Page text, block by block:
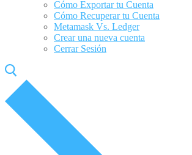
Cómo Exportar tu Cuenta
Cómo Recuperar tu Cuenta
Metamask Vs. Ledger
Crear una nueva cuenta
Cerrar Sesión